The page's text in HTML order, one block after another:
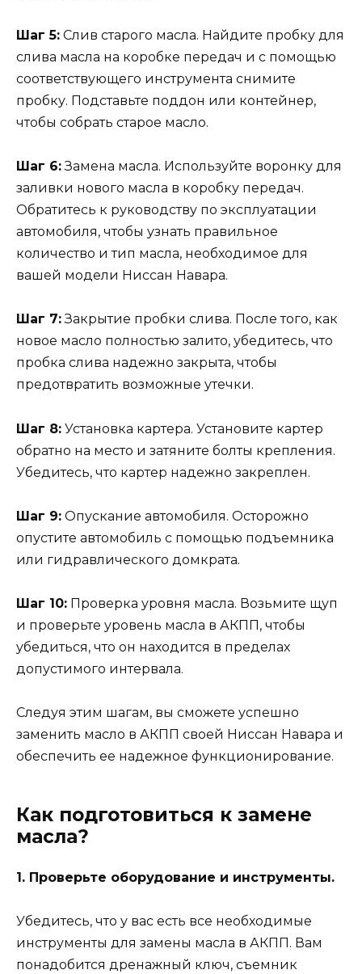
Шаг 5: Слив старого масла. Найдите пробку для
слива масла на коробке передач и с помощью
соответствующего инструмента снимите
пробку. Подставьте поддон или контейнер,
чтобы собрать старое масло.
Шаг 6:Замена масла. Используйте воронку для
заливки нового масла в коробку передач.
Обратитесь к руководству по эксплуатации
автомобиля, чтобы узнать правильное
количество и тип масла, необходимое для
вашей модели Ниссан Навара.
Шаг 7:Закрытие пробки слива. После того, как
новое масло полностью залито, убедитесь, что
пробка слива надежно закрыта, чтобы
предотвратить возможные утечки.
Шаг 8: Установка картера. Установите картер
обратно на место и затяните болты крепления.
Убедитесь, что картер надежно закреплен.
Шаг 9: Опускание автомобиля. Осторожно
опустите автомобиль с помощью подъемника
или гидравлического домкрата.
Шаг 10: Проверка уровня масла. Возьмите щуп
и проверьте уровень масла в АКПП, чтобы
убедиться, что он находится в пределах
допустимого интервала.
Следуя этим шагам, вы сможете успешно
заменить масло в АКПП своей Ниссан Навара и
обеспечить ее надежное функционирование.
Как подготовиться к замене
масла?
1. Проверьте оборудование и инструменты.
Убедитесь, что у вас есть все необходимые
инструменты для замены масла в АКПП. Вам
понадобится дренажный ключ, съемник